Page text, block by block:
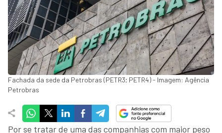
Fachada da sede da Petrobras (PETR3; PETR4) - Imagem: Agência
Petrobras
Por se tratar de uma das companhias com maior peso